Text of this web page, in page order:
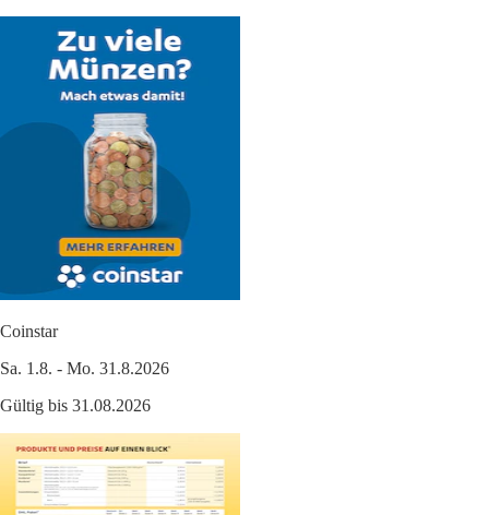
Coinstar
Sa. 1.8. - Mo. 31.8.2026
Gültig bis 31.08.2026